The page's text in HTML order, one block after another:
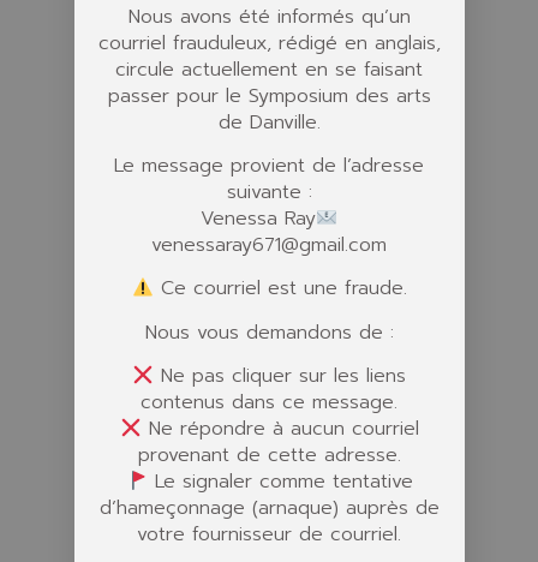
Nous avons été informés qu’un
courriel frauduleux, rédigé en anglais,
circule actuellement en se faisant
passer pour le Symposium des arts
de Danville.
Le message provient de l’adresse
suivante :
Venessa Ray
venessaray671@gmail.com
Ce courriel est une fraude.
Nous vous demandons de :
Ne pas cliquer sur les liens
contenus dans ce message.
Ne répondre à aucun courriel
provenant de cette adresse.
Le signaler comme tentative
d’hameçonnage (arnaque) auprès de
votre fournisseur de courriel.